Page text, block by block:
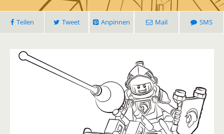
Teilen Tweet Anpinnen Mail SMS